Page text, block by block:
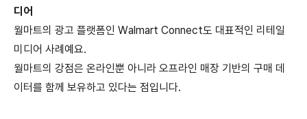
디어
월마트의 광고 플랫폼인 Walmart Connect도 대표적인 리테일
미디어 사례예요.
월마트의 강점은 온라인뿐 아니라 오프라인 매장 기반의 구매 데
이터를 함께 보유하고 있다는 점입니다.